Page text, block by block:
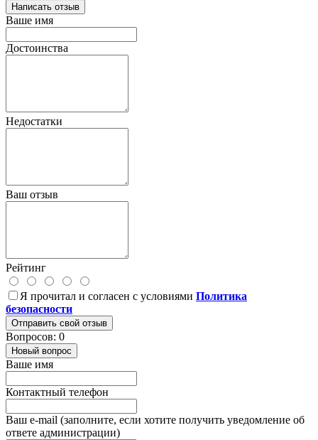
Написать отзыв
Ваше имя
Достоинства
Недостатки
Ваш отзыв
Рейтинг
Я прочитал и согласен с условиями Политика
безопасности
Отправить свой отзыв
Вопросов: 0
Новый вопрос
Ваше имя
Контактный телефон
Ваш e-mail (заполните, если хотите получить уведомление об
ответе администрации)